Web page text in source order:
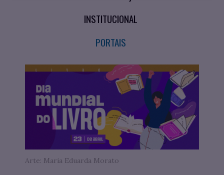
INSTITUCIONAL
PORTAIS
Arte: Maria Eduarda Morato